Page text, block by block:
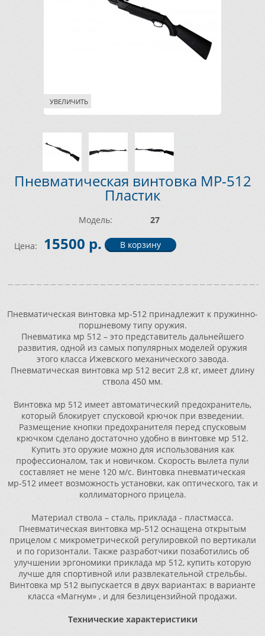
УВЕЛИЧИТЬ
Пневматическая винтовка МР-512
Пластик
Модель: 27
Цена: 15500 р.
Пневматическая винтовка мр-512 принадлежит к пружинно-
поршневому типу оружия.
Пневматика мр 512 – это представитель дальнейшего
развития, одной из самых популярных моделей оружия
этого класса Ижевского механического завода.
Пневматическая винтовка мр 512 весит 2,8 кг, имеет длину
ствола 450 мм.
Винтовка мр 512 имеет автоматический предохранитель,
который блокирует спусковой крючок при взведении.
Размещение кнопки предохранителя перед спусковым
крючком сделано достаточно удобно в винтовке мр 512.
Купить это оружие можно для использования как
профессионалом, так и новичком. Скорость вылета пули
составляет не мене 120 м/с. Винтовка пневматическая
мр-512 имеет возможность установки, как оптического, так и
коллиматорного прицела.
Материал ствола – сталь, приклада - пластмасса.
Пневматическая винтовка мр-512 оснащена открытым
прицелом с микрометрической регулировкой по вертикали
и по горизонтали. Также разработчики позаботились об
улучшении эргономики приклада мр 512, купить которую
лучше для спортивной или развлекательной стрельбы.
Винтовка мр 512 выпускается в двух вариантах: в варианте
класса «Магнум» , и для безлицензийной продажи.
Технические характеристики